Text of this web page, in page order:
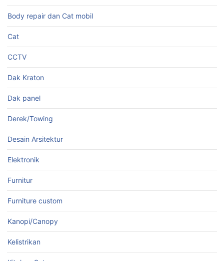
Body repair dan Cat mobil
Cat
CCTV
Dak Kraton
Dak panel
Derek/Towing
Desain Arsitektur
Elektronik
Furnitur
Furniture custom
Kanopi/Canopy
Kelistrikan